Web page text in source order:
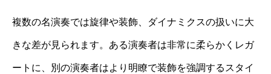
複数の名演奏では旋律や装飾、ダイナミクスの扱いに大
きな差が見られます。ある演奏者は非常に柔らかくレガ
ートに、別の演奏者はより明瞭で装飾を強調するスタイ